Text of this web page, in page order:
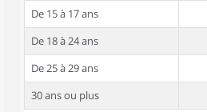
De 15 à 17 ans
De 18 à 24 ans
De 25 à 29 ans
30 ans ou plus